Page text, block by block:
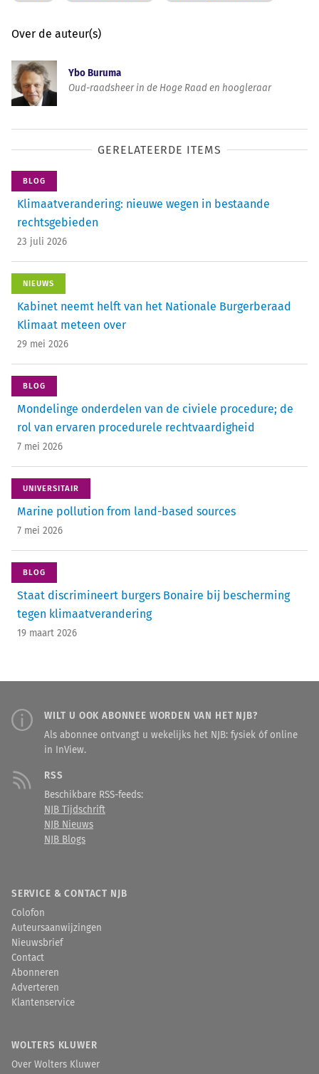
Over de auteur(s)
Ybo Buruma
Oud-raadsheer in de Hoge Raad en hoogleraar
GERELATEERDE ITEMS
BLOG
Klimaatverandering: nieuwe wegen in bestaande
rechtsgebieden
23 juli 2026
NIEUWS
Kabinet neemt helft van het Nationale Burgerberaad
Klimaat meteen over
29 mei 2026
BLOG
Mondelinge onderdelen van de civiele procedure; de
rol van ervaren procedurele rechtvaardigheid
7 mei 2026
UNIVERSITAIR
Marine pollution from land-based sources
7 mei 2026
BLOG
Staat discrimineert burgers Bonaire bij bescherming
tegen klimaatverandering
19 maart 2026
WILT U OOK ABONNEE WORDEN VAN HET NJB?
Als abonnee ontvangt u wekelijks het NJB: fysiek óf online
in InView.
RSS
Beschikbare RSS-feeds:
NJB Tijdschrift
NJB Nieuws
NJB Blogs
SERVICE & CONTACT NJB
Colofon
Auteursaanwijzingen
Nieuwsbrief
Contact
Abonneren
Adverteren
Klantenservice
WOLTERS KLUWER
Over Wolters Kluwer